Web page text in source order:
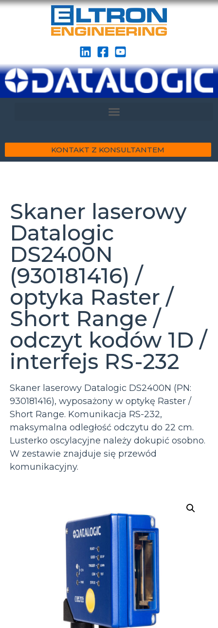
KONTAKT Z KONSULTANTEM
Skaner laserowy
Datalogic
DS2400N
(930181416) /
optyka Raster /
Short Range /
odczyt kodów 1D /
interfejs RS-232
Skaner laserowy Datalogic DS2400N (PN:
930181416), wyposażony w optykę Raster /
Short Range. Komunikacja RS-232,
maksymalna odległość odczytu do 22 cm.
Lusterko oscylacyjne należy dokupić osobno.
W zestawie znajduje się przewód
komunikacyjny.